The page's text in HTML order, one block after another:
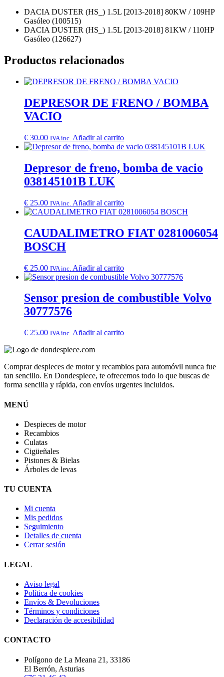
DACIA DUSTER (HS_) 1.5L [2013-2018] 80KW / 109HP
Gasóleo (100515)
DACIA DUSTER (HS_) 1.5L [2013-2018] 81KW / 110HP
Gasóleo (126627)
Productos relacionados
DEPRESOR DE FRENO / BOMBA
VACIO
€ 30.00 IVA inc. Añadir al carrito
Depresor de freno, bomba de vacio
038145101B LUK
€ 25.00 IVA inc. Añadir al carrito
CAUDALIMETRO FIAT 0281006054
BOSCH
€ 25.00 IVA inc. Añadir al carrito
Sensor presion de combustible Volvo
30777576
€ 25.00 IVA inc. Añadir al carrito
Comprar despieces de motor y recambios para automóvil nunca fue
tan sencillo. En Dondespiece, te ofrecemos todo lo que buscas de
forma sencilla y rápida, con envíos urgentes incluidos.
MENÚ
Despieces de motor
Recambios
Culatas
Cigüeñales
Pistones & Bielas
Árboles de levas
TU CUENTA
Mi cuenta
Mis pedidos
Seguimiento
Detalles de cuenta
Cerrar sesión
LEGAL
Aviso legal
Política de cookies
Envíos & Devoluciones
Términos y condiciones
Declaración de accesibilidad
CONTACTO
Polígono de La Meana 21, 33186
El Berrón, Asturias